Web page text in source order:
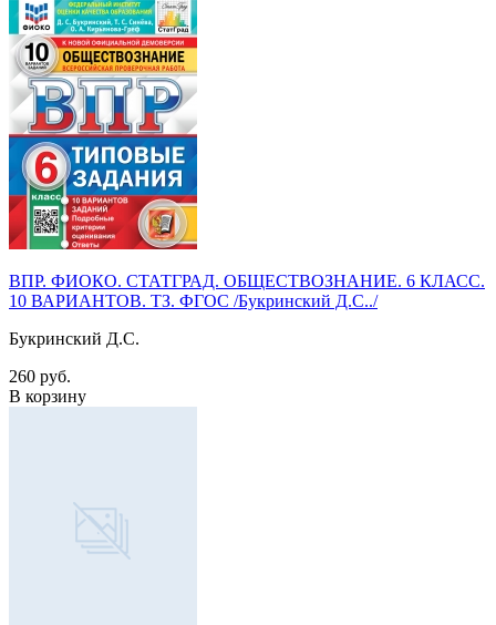
ВПР. ФИОКО. СТАТГРАД. ОБЩЕСТВОЗНАНИЕ. 6 КЛАСС.
10 ВАРИАНТОВ. ТЗ. ФГОС /Букринский Д.С../
Букринский Д.С.
260 руб.
В корзину